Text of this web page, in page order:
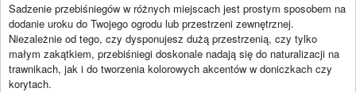
Sadzenie przebiśniegów w różnych miejscach jest prostym sposobem na
dodanie uroku do Twojego ogrodu lub przestrzeni zewnętrznej.
Niezależnie od tego, czy dysponujesz dużą przestrzenią, czy tylko
małym zakątkiem, przebiśniegi doskonale nadają się do naturalizacji na
trawnikach, jak i do tworzenia kolorowych akcentów w doniczkach czy
korytach.